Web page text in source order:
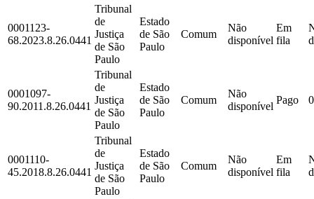
0001123-
68.2023.8.26.0441
Tribunal
de
Justiça
de São
Paulo
Estado
de São
Paulo
Comum
Não
disponível
Em
fila
0001097-
90.2011.8.26.0441
Tribunal
de
Justiça
de São
Paulo
Estado
de São
Paulo
Comum
Não
disponível
Pago
0001110-
45.2018.8.26.0441
Tribunal
de
Justiça
de São
Paulo
Estado
de São
Paulo
Comum
Não
disponível
Em
fila